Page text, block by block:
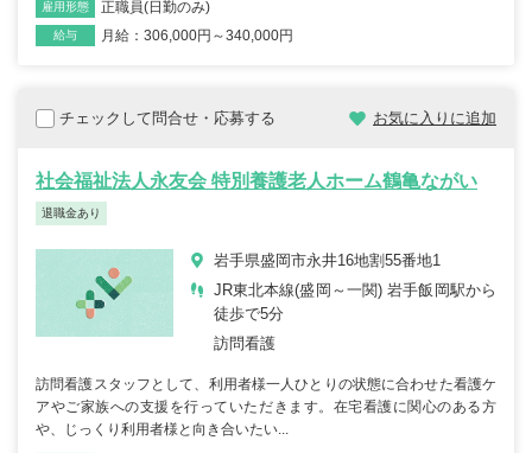
雇用形態 正職員(日勤のみ)
給与 月給：306,000円～340,000円
チェックして問合せ・応募する お気に入りに追加
社会福祉法人永友会 特別養護老人ホーム鶴亀ながい
退職金あり
岩手県盛岡市永井16地割55番地1
JR東北本線(盛岡～一関) 岩手飯岡駅から
徒歩で5分
訪問看護
訪問看護スタッフとして、利用者様一人ひとりの状態に合わせた看護ケ
アやご家族への支援を行っていただきます。在宅看護に関心のある方
や、じっくり利用者様と向き合いたい...